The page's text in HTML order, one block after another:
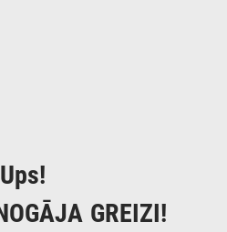
Ups!
GREIZI!